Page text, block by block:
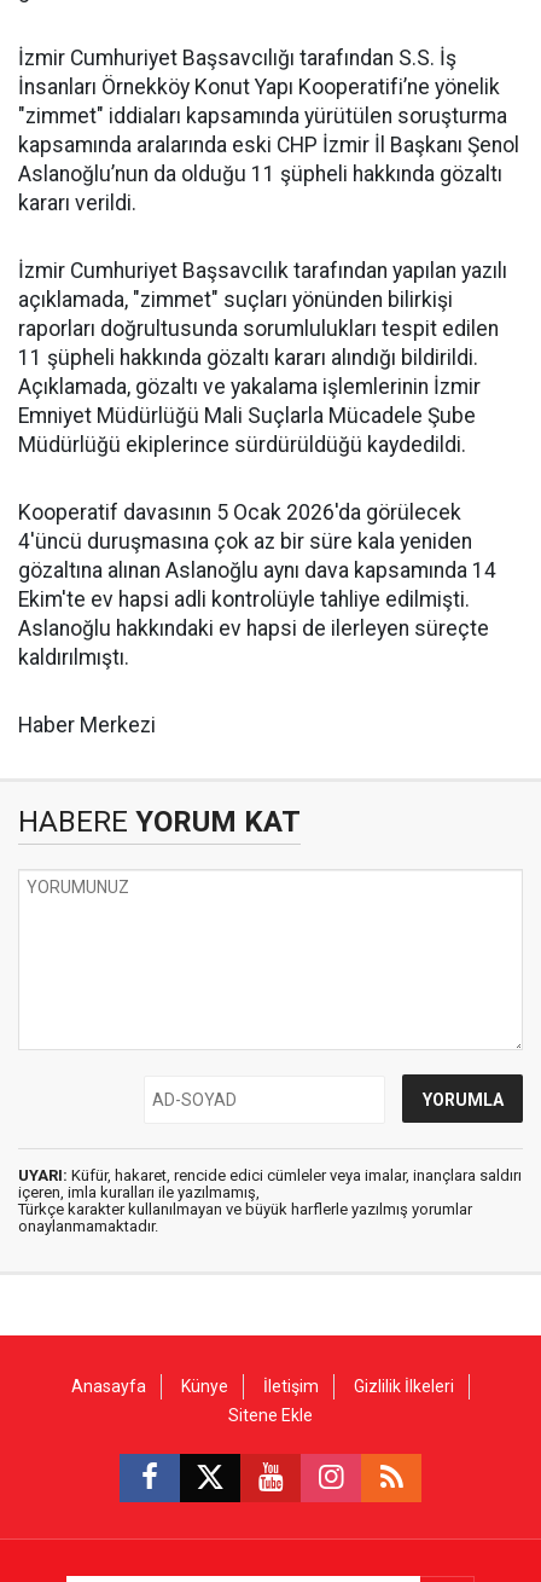
İzmir Cumhuriyet Başsavcılığı tarafından S.S. İş
İnsanları Örnekköy Konut Yapı Kooperatifi’ne yönelik
"zimmet" iddiaları kapsamında yürütülen soruşturma
kapsamında aralarında eski CHP İzmir İl Başkanı Şenol
Aslanoğlu’nun da olduğu 11 şüpheli hakkında gözaltı
kararı verildi.
İzmir Cumhuriyet Başsavcılık tarafından yapılan yazılı
açıklamada, "zimmet" suçları yönünden bilirkişi
raporları doğrultusunda sorumlulukları tespit edilen
11 şüpheli hakkında gözaltı kararı alındığı bildirildi.
Açıklamada, gözaltı ve yakalama işlemlerinin İzmir
Emniyet Müdürlüğü Mali Suçlarla Mücadele Şube
Müdürlüğü ekiplerince sürdürüldüğü kaydedildi.
Kooperatif davasının 5 Ocak 2026'da görülecek
4'üncü duruşmasına çok az bir süre kala yeniden
gözaltına alınan Aslanoğlu aynı dava kapsamında 14
Ekim'te ev hapsi adli kontrolüyle tahliye edilmişti.
Aslanoğlu hakkındaki ev hapsi de ilerleyen süreçte
kaldırılmıştı.
Haber Merkezi
HABERE YORUM KAT
UYARI: Küfür, hakaret, rencide edici cümleler veya imalar, inançlara saldırı
içeren, imla kuralları ile yazılmamış,
Türkçe karakter kullanılmayan ve büyük harflerle yazılmış yorumlar
onaylanmamaktadır.
Anasayfa Künye İletişim
Gizlilik İlkeleri
Sitene Ekle